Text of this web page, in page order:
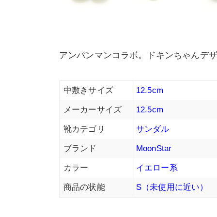
アンパンマンコラボ。ドキンちゃんデ
中敷きサイズ 12.5cm
メーカーサイズ 12.5cm
靴カテゴリ サンダル
ブランド MoonStar
カラー イエロー系
商品の状能 S（未使用に近い）